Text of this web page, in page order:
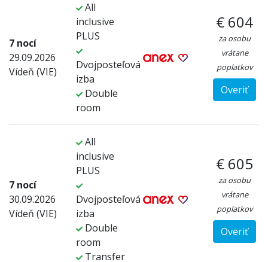
7 nocí
29.09.2026
Vídeň (VIE)
All
inclusive
PLUS
Dvojposteľová
izba
Double
room
€ 604
za osobu
vrátane
poplatkov
Overiť
7 nocí
30.09.2026
Vídeň (VIE)
All
inclusive
PLUS
Dvojposteľová
izba
Double
room
Transfer
€ 605
za osobu
vrátane
poplatkov
Overiť